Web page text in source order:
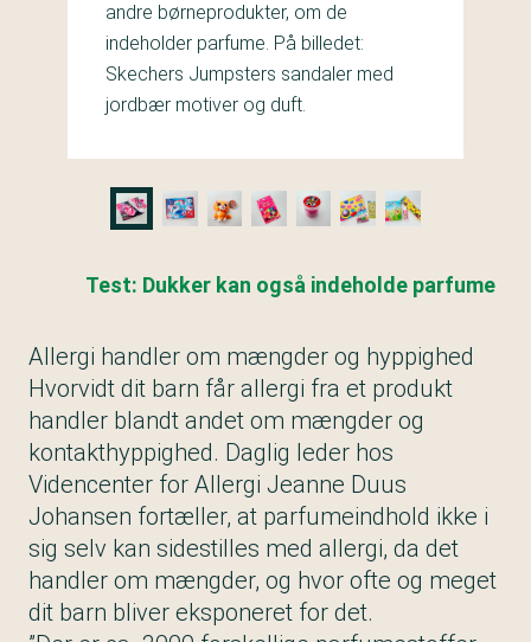
andre børneprodukter, om de
indeholder parfume. På billedet:
Skechers Jumpsters sandaler med
jordbær motiver og duft.
Test: Dukker kan også indeholde parfume
Allergi handler om mængder og hyppighed
Hvorvidt dit barn får allergi fra et produkt
handler blandt andet om mængder og
kontakthyppighed. Daglig leder hos
Videncenter for Allergi Jeanne Duus
Johansen fortæller, at parfumeindhold ikke i
sig selv kan sidestilles med allergi, da det
handler om mængder, og hvor ofte og meget
dit barn bliver eksponeret for det.